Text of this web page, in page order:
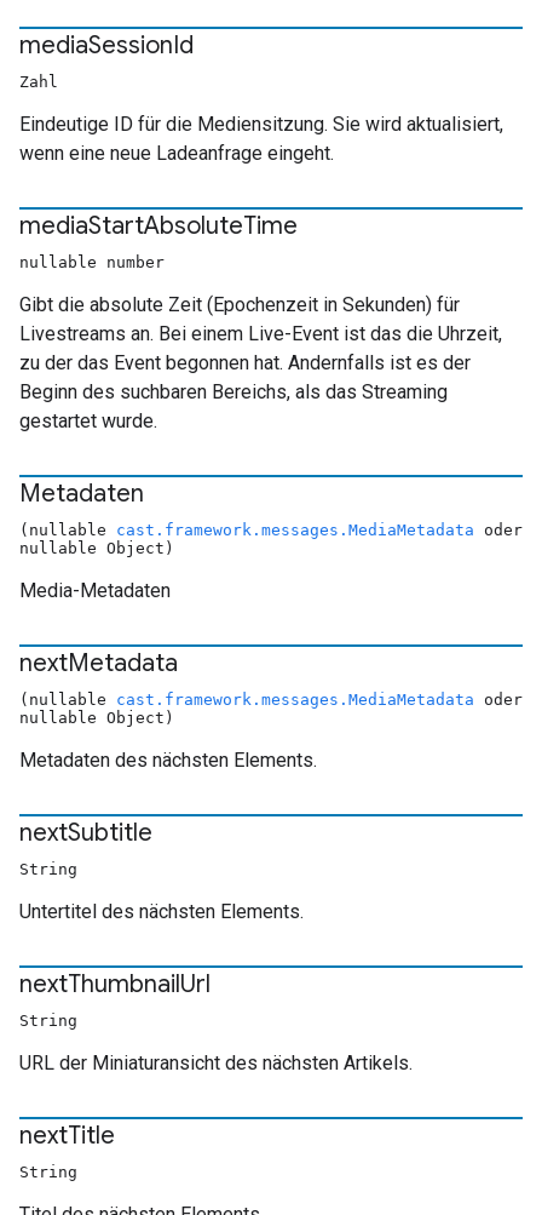
mediaSessionId
Zahl
Eindeutige ID für die Mediensitzung. Sie wird aktualisiert,
wenn eine neue Ladeanfrage eingeht.
mediaStartAbsoluteTime
nullable number
Gibt die absolute Zeit (Epochenzeit in Sekunden) für
Livestreams an. Bei einem Live-Event ist das die Uhrzeit,
zu der das Event begonnen hat. Andernfalls ist es der
Beginn des suchbaren Bereichs, als das Streaming
gestartet wurde.
Metadaten
(nullable cast.framework.messages.MediaMetadata oder
nullable Object)
Media-Metadaten
nextMetadata
(nullable cast.framework.messages.MediaMetadata oder
nullable Object)
Metadaten des nächsten Elements.
nextSubtitle
String
Untertitel des nächsten Elements.
nextThumbnailUrl
String
URL der Miniaturansicht des nächsten Artikels.
nextTitle
String